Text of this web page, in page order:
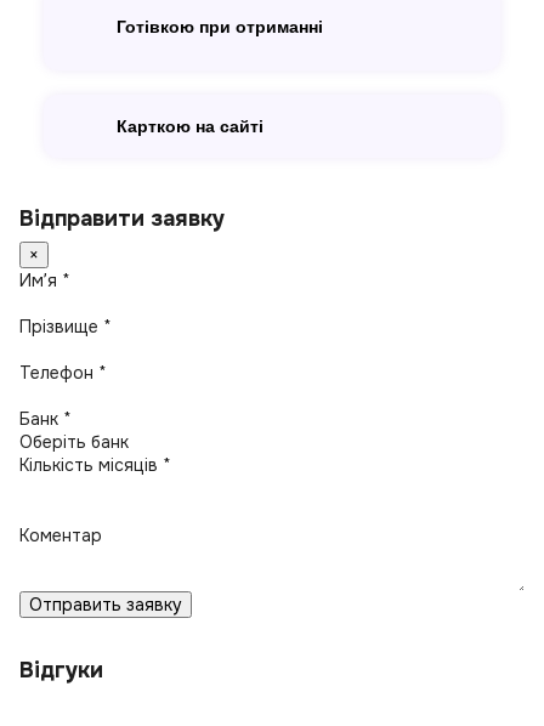
Готівкою при отриманні
Карткою на сайті
Відправити заявку
×
Имʼя *
Прізвище *
Телефон *
Банк *
Кількість місяців *
Коментар
Отправить заявку
Відгуки